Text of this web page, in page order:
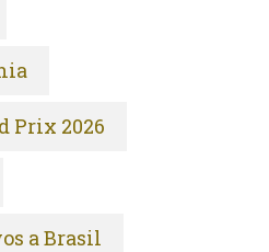
Prix 2026
a Brasil